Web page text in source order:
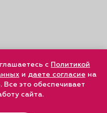
с Политикой
и даете согласие на
Все это обеспечивает
сайта.